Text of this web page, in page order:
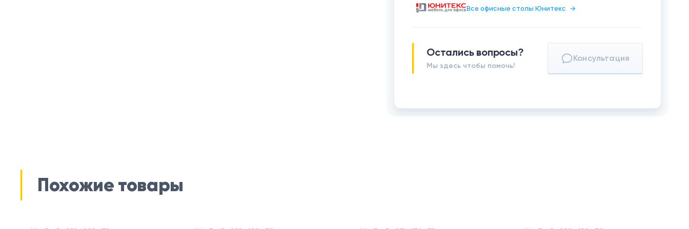
Все офисные столы Юнитекс →
Остались вопросы?
Мы здесь чтобы помочь!
Консультация
Похожие товары